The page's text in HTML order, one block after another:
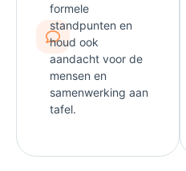
formele
standpunten en
houd ook
aandacht voor de
mensen en
samenwerking aan
tafel.